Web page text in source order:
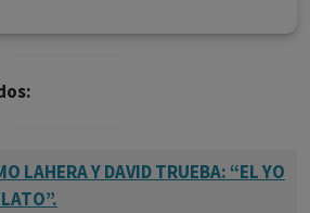
LAHERA Y DAVID TRUEBA: “EL YO